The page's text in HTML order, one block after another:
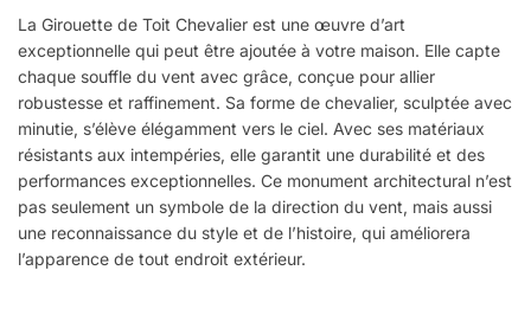
La Girouette de Toit Chevalier est une œuvre d’art
exceptionnelle qui peut être ajoutée à votre maison. Elle capte
chaque souffle du vent avec grâce, conçue pour allier
robustesse et raffinement. Sa forme de chevalier, sculptée avec
minutie, s’élève élégamment vers le ciel. Avec ses matériaux
résistants aux intempéries, elle garantit une durabilité et des
performances exceptionnelles. Ce monument architectural n’est
pas seulement un symbole de la direction du vent, mais aussi
une reconnaissance du style et de l’histoire, qui améliorera
l’apparence de tout endroit extérieur.